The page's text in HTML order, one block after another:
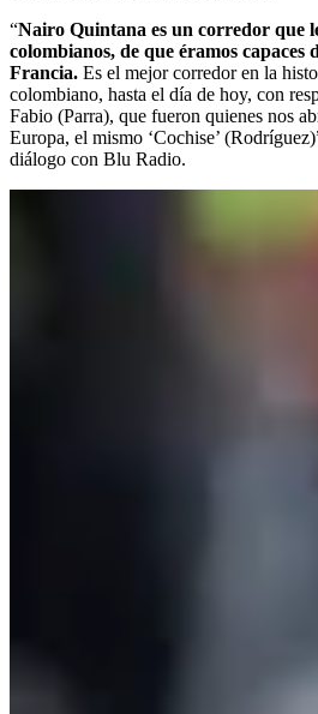
“Nairo Quintana es un corredor que
colombianos, de que éramos capaces
Francia. Es el mejor corredor en la
colombiano, hasta el día de hoy, con
Fabio (Parra), que fueron quienes nos
Europa, el mismo ‘Cochise’
diálogo con Blu Radio.